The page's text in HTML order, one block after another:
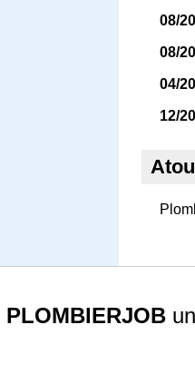
08/
08/
04/
12/
PLOMBIERJOB